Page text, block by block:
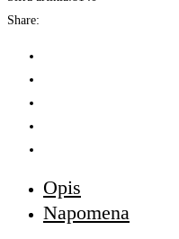
Share:
Opis
Napomena